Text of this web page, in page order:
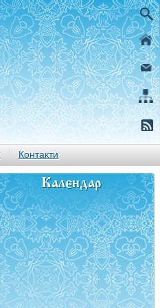
Контакти
Календар